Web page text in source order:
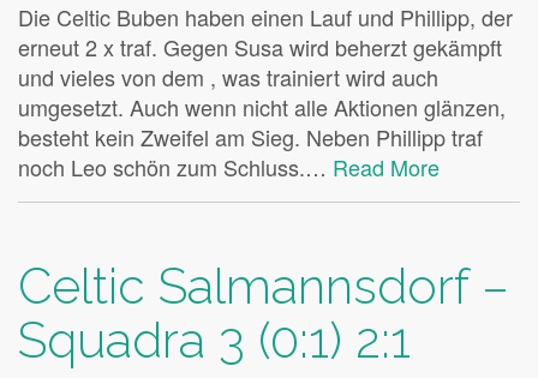
Die Celtic Buben haben einen Lauf und Phillipp, der
erneut 2 x traf. Gegen Susa wird beherzt gekämpft
und vieles von dem , was trainiert wird auch
umgesetzt. Auch wenn nicht alle Aktionen glänzen,
besteht kein Zweifel am Sieg. Neben Phillipp traf
noch Leo schön zum Schluss.… Read More
Celtic Salmannsdorf –
Squadra 3 (0:1) 2:1